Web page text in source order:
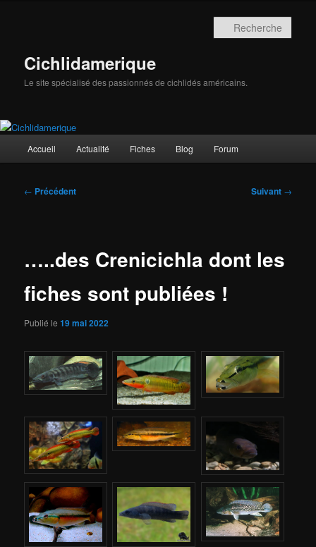
Cichlidamerique
Le site spécialisé des passionnés de cichlidés américains.
principal
Accueil Actualité Fiches Blog Forum
Navigation
← Précédent Suivant →
…..des Crenicichla dont les
fiches sont publiées !
Publié le19 mai 2022